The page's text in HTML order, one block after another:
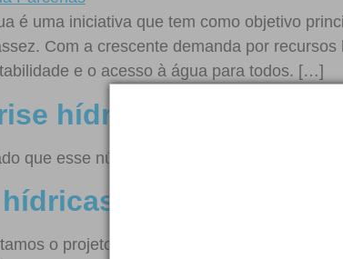
é uma iniciativa que tem como objetivo
Com a crescente demanda por
e o acesso à água para todos. […]
hídrica global e o
que esse número 5 bilhões tenham
do projeto Mais
o projeto Mais Água como uma das